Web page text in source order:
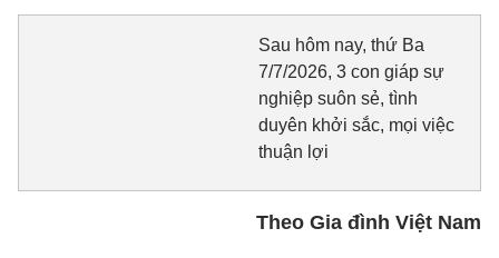
Sau hôm nay, thứ Ba
7/7/2026, 3 con giáp sự
nghiệp suôn sẻ, tình
duyên khởi sắc, mọi việc
thuận lợi
Theo Gia đình Việt Nam